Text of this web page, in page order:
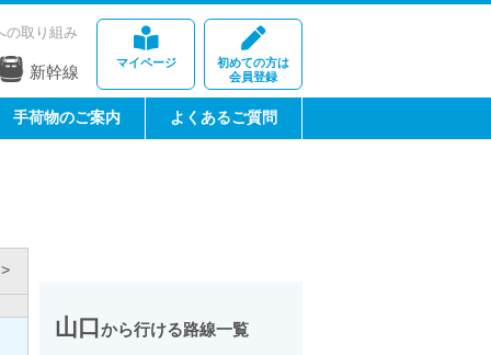
マイページ
初めての方は
会員登録
の取り組み
新幹線
手荷物のご案内 よくあるご質問
山口から行ける路線一覧